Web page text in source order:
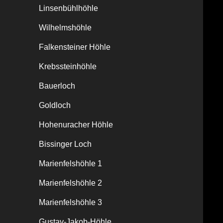
Linsenbühlhöhle
Wilhelmshöhle
Falkensteiner Höhle
Krebssteinhöhle
Bauerloch
Goldloch
Hohenuracher Höhle
Bissinger Loch
Marienfelshöhle 1
Marienfelshöhle 2
Marienfelshöhle 3